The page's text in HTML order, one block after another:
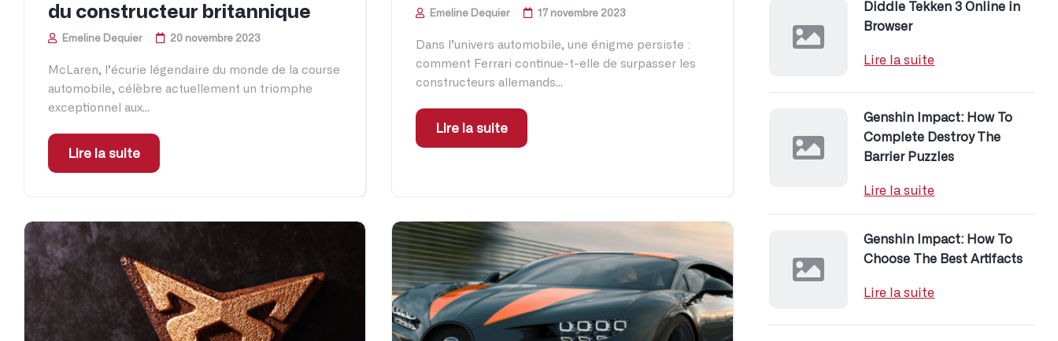
du constructeur britannique
Emeline Dequier 20 novembre 2023
McLaren, l’écurie légendaire du monde de la course
automobile, célèbre actuellement un triomphe
exceptionnel aux...
Lire la suite
Emeline Dequier 17 novembre 2023
Dans l’univers automobile, une énigme persiste :
comment Ferrari continue-t-elle de surpasser les
constructeurs allemands...
Lire la suite
Diddle Tekken 3 Online in
Browser
Lire la suite
Genshin Impact: How To
Complete Destroy The
Barrier Puzzles
Lire la suite
Genshin Impact: How To
Choose The Best Artifacts
Lire la suite